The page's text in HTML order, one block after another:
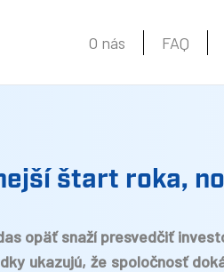
O nás FAQ
štart roka,
opäť snaží presvedčiť
ukazujú, že spoločnosť